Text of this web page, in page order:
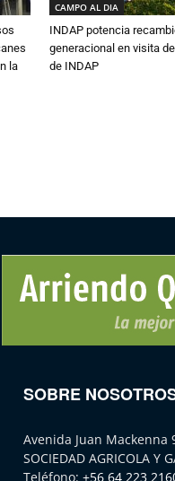
la
CAMPO AL DIA
INDAP potencia
generacional en visita
de INDAP
SOBRE
Avenida Juan Mackenna
SOCIEDAD AGRICOLA Y
Teléfono: +56 64 223